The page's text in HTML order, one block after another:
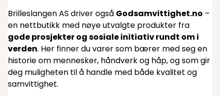
Brilleslangen AS driver også Godsamvittighet.no –
en nettbutikk med nøye utvalgte produkter fra
gode prosjekter og sosiale initiativ rundt om i
verden. Her finner du varer som bærer med seg en
historie om mennesker, håndverk og håp, og som gir
deg muligheten til å handle med både kvalitet og
samvittighet.